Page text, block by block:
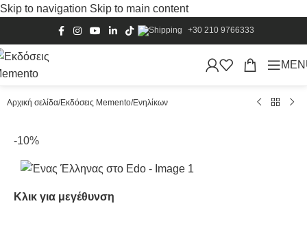
Skip to navigation Skip to main content
+30 210 9766333
Αρχική σελίδα/Εκδόσεις Memento/Ενηλίκων
-10%
Κλικ για μεγέθυνση